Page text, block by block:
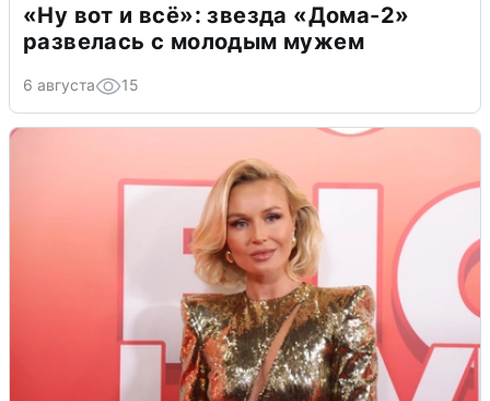
«Ну вот и всё»: звезда «Дома-2»
развелась с молодым мужем
6 августа 15